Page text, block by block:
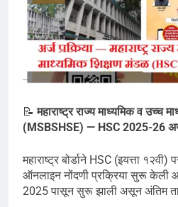
📝महाराष्ट्र राज्य माध्यमिक व उच्च
(MSBSHSE) — HSC 2025-26
महाराष्ट्र बोर्डाने HSC (इयत्ता १२वी)
ऑनलाइन नोंदणी प्रक्रिया सुरू केली
2025 पासून सुरू झाली असून अंतिम